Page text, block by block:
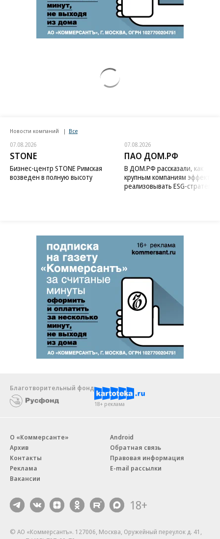
Новости компаний Все
07.08.2026
STONE
Бизнес-центр STONE Римская
возведен в полную высоту
07.08.2026
ПАО ДОМ.РФ
В ДОМ.РФ рассказали, как
крупным компаниям
реализовывать ESG-стратегию
Благотворительный фонд
18+ реклама
О «Коммерсанте»
Архив
Контакты
Реклама
Вакансии
Android
Обратная связь
Правовая информация
E-mail рассылки
18+
© АО «Коммерсантъ». 127006, Москва, Оружейный переулок д. 41,